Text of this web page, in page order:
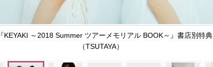
『KEYAKI ～2018 Summer ツアーメモリアル BOOK～』書店別特典
（TSUTAYA）